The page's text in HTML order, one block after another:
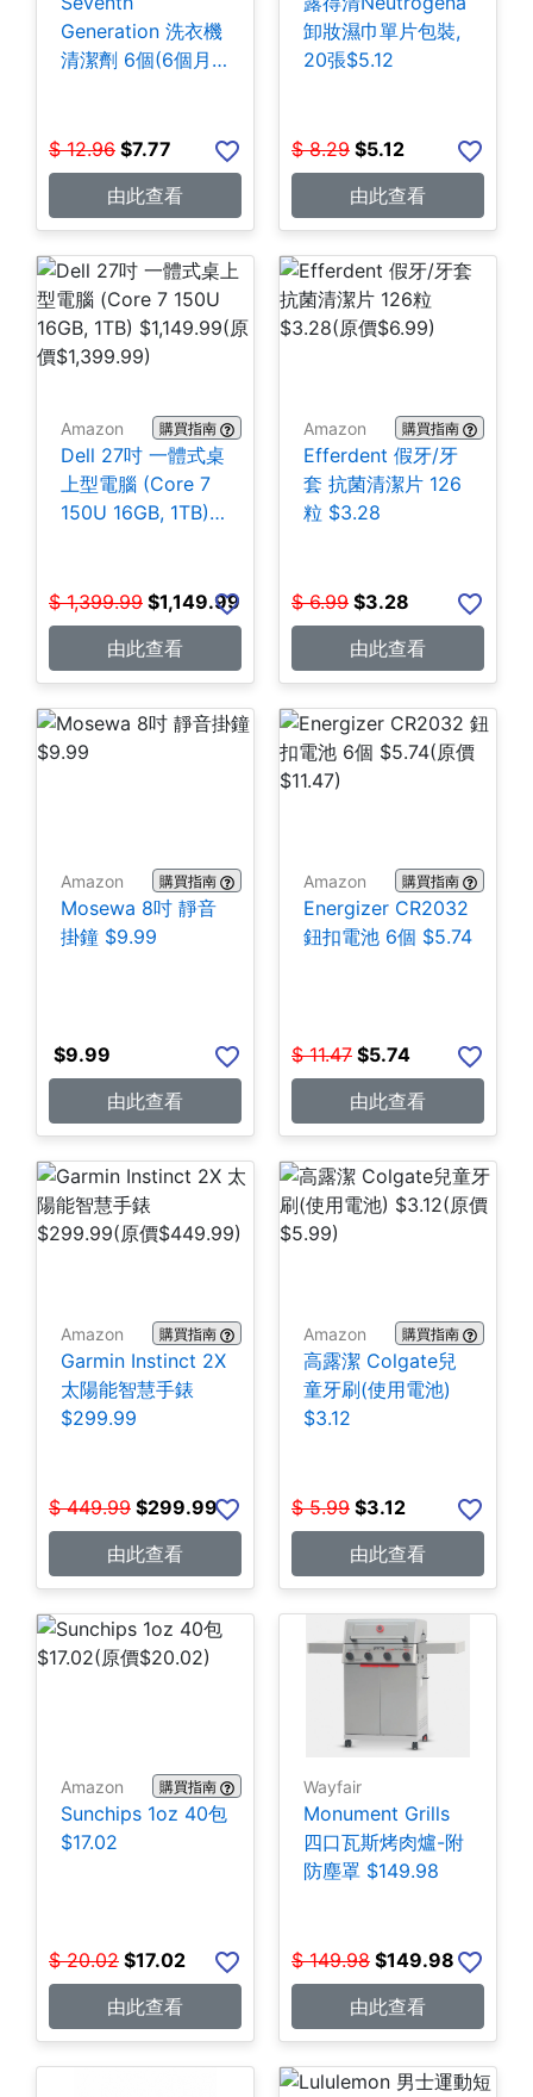
Generation 洗衣機
清潔劑 6個(6個月
$ 12.96 $7.77
由此查看
卸妝濕巾單片包裝,
20張$5.12
$ 8.29 $5.12
由此查看
Amazon 購買指南
Dell 27吋 一體式桌
上型電腦 (Core 7
150U 16GB, 1TB)
$ 1,399.99 $1,149.99
由此查看
Amazon 購買指南
Efferdent 假牙/牙
套 抗菌清潔片 126
粒 $3.28
$ 6.99 $3.28
由此查看
Amazon 購買指南
Mosewa 8吋 靜音
掛鐘 $9.99
$9.99
由此查看
Amazon 購買指南
Energizer CR2032
鈕扣電池 6個 $5.74
$ 11.47 $5.74
由此查看
Amazon 購買指南
Garmin Instinct 2X
太陽能智慧手錶
$299.99
$ 449.99 $299.99
由此查看
Amazon 購買指南
高露潔 Colgate兒
童牙刷(使用電池)
$3.12
$ 5.99 $3.12
由此查看
Amazon 購買指南
Sunchips 1oz 40包
$17.02
$ 20.02 $17.02
由此查看
Wayfair
Monument Grills
四口瓦斯烤肉爐-附
防塵罩 $149.98
$ 149.98 $149.98
由此查看